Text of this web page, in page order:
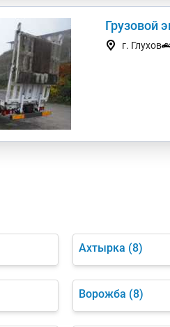
Грузовой
г. Глухов
Ахтырка (8)
Ворожба (8)